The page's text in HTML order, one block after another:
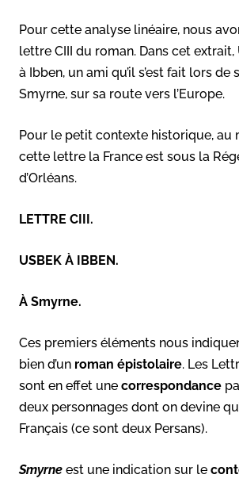
Pour cette analyse linéaire, nous
lettre CIII du roman. Dans cet extrait,
à Ibben, un ami qu’il s’est fait lors de
Smyrne, sur sa route vers l’Europe.
Pour le petit contexte historique, au
cette lettre la France est sous la
d’Orléans.
LETTRE CIII.
USBEK À IBBEN.
À Smyrne.
Ces premiers éléments nous
bien d’un roman épistolaire. Les
sont en effet une correspondance
deux personnages dont on devine
Français (ce sont deux Persans).
Smyrne est une indication sur le